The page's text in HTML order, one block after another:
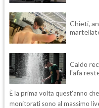
Chieti,
Caldo
l'afa
È la prima volta quest'anno
monitorati sono al massimo